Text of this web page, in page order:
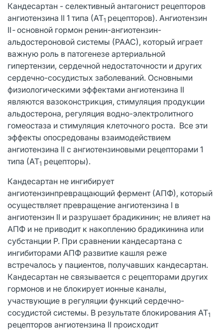
Кандесартан - селективный антагонист рецепторов
ангиотензина II 1 типа (АТ1 рецепторов). Ангиотензин
II-основной гормон ренин-ангиотензин-
альдостероновой системы (РААС), который играет
важную роль в патогенезе артериальной
гипертензии, сердечной недостаточности и других
сердечно-сосудистых заболеваний. Основными
физиологическими эффектами ангиотензина II
являются вазоконстрикция, стимуляция продукции
альдостерона, регуляция водно-электролитного
гомеостаза и стимуляция клеточного роста. Все эти
эффекты опосредованы взаимодействием
ангиотензина II с ангиотензиновыми рецепторами 1
типа (АТ1 рецепторы).
Кандесартан не ингибирует
ангиотензинпревращающий фермент (АПФ), который
осуществляет превращение ангиотензина I в
ангиотензин II и разрушает брадикинин; не влияет на
АПФ и не приводит к накоплению брадикинина или
субстанции Р. При сравнении кандесартана с
ингибиторами АПФ развитие кашля реже
встречалось у пациентов, получавших кандесартан.
Кандесартан не связывается с рецепторами других
гормонов и не блокирует ионные каналы,
участвующие в регуляции функций сердечно-
сосудистой системы. В результате блокирования AT1
рецепторов ангиотензина II происходит